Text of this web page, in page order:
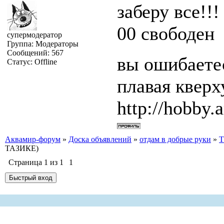
супермодератор
Группа: Модераторы
Сообщений: 567
Статус: Offline
заберу
00 свободен
вы
плавая
http://
Аквамир-форум » Доска объявлений » отдам в добрые руки »
ТАЗИКЕ)
Страница 1 из 1 1